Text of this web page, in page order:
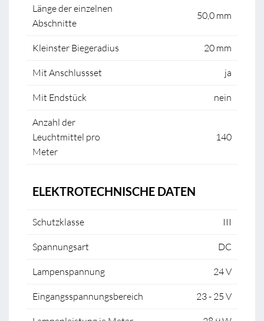
Länge der einzelnen
Abschnitte
50,0 mm
Kleinster Biegeradius 20 mm
Mit Anschlussset ja
Mit Endstück nein
Anzahl der
Leuchtmittel pro
Meter
140
ELEKTROTECHNISCHE DATEN
Schutzklasse III
Spannungsart DC
Lampenspannung 24 V
Eingangsspannungsbereich 23 - 25 V